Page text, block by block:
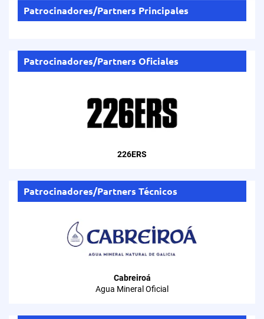
Patrocinadores/Partners Principales
Patrocinadores/Partners Oficiales
226ERS
Patrocinadores/Partners Técnicos
Cabreiroá
Agua Mineral Oficial